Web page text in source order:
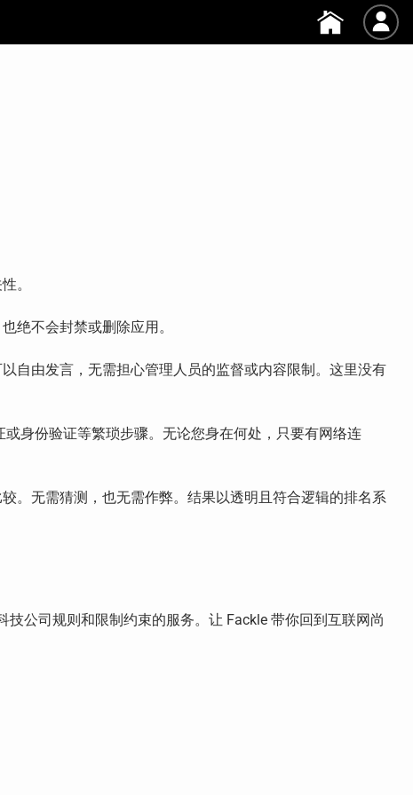
。
绝不会封禁或删除应用。
自由发言，无需担心管理人员的监督或内容限制。这里没有
身份验证等繁琐步骤。无论您身在何处，只要有网络连
。无需猜测，也无需作弊。结果以透明且符合逻辑的排名系
公司规则和限制约束的服务。让 Fackle 带你回到互联网尚